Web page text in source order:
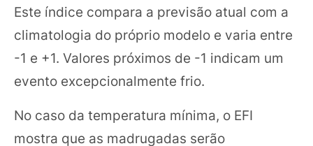
Este índice compara a previsão atual com a
climatologia do próprio modelo e varia entre
-1 e +1. Valores próximos de -1 indicam um
evento excepcionalmente frio.
No caso da temperatura mínima, o EFI
mostra que as madrugadas serão